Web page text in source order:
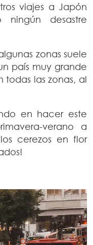
viajes a Japón
ningún desastre
zonas suele
país muy grande
las zonas, al
en hacer este
verano a
cerezos en flor